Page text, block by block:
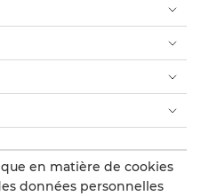
en matière de cookies
données personnelles